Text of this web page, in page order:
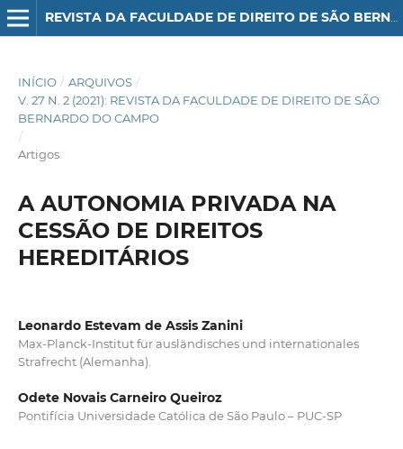
REVISTA DA FACULDADE DE DIREITO DE SÃO BERNARDO DO CAMPO
INÍCIO / ARQUIVOS /
V. 27 N. 2 (2021): REVISTA DA FACULDADE DE DIREITO DE SÃO
BERNARDO DO CAMPO
/
Artigos
A AUTONOMIA PRIVADA NA
CESSÃO DE DIREITOS
HEREDITÁRIOS
Leonardo Estevam de Assis Zanini
Max-Planck-Institut für ausländisches und internationales
Strafrecht (Alemanha).
Odete Novais Carneiro Queiroz
Pontifícia Universidade Católica de São Paulo – PUC-SP